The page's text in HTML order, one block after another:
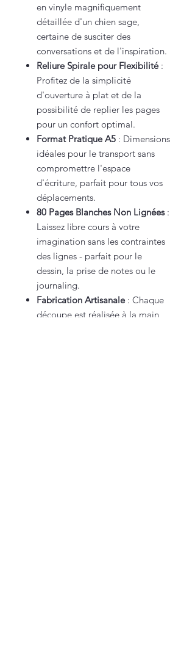
en vinyle magnifiquement
détaillée d'un chien sage,
certaine de susciter des
conversations et de l'inspiration.
Reliure Spirale pour Flexibilité:
Profitez de la simplicité
d'ouverture à plat et de la
possibilité de replier les pages
pour un confort optimal.
Format Pratique A5 : Dimensions
idéales pour le transport sans
compromettre l'espace
d'écriture, parfait pour tous vos
déplacements.
80 Pages Blanches Non Lignées:
Laissez libre cours à votre
imagination sans les contraintes
des lignes - parfait pour le
dessin, la prise de notes ou le
journaling.
Fabrication Artisanale: Chaque
découpe est réalisée à la main